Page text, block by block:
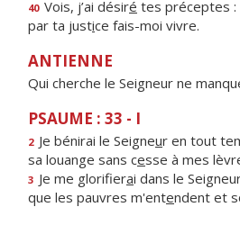
40 Vois, j’ai désiré tes préceptes :
par ta justice fais-moi vivre.
ANTIENNE
Qui cherche le Seigneur ne
PSAUME : 33 - I
2 Je bénirai le Seigneur en tout
sa louange sans cesse à mes
3 Je me glorifierai dans le
que les pauvres m'entendent et